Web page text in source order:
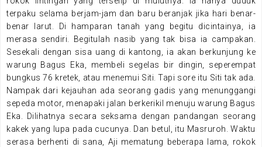
terpaku selama berjam-jam dan baru beranjak jika hari benar-
benar larut. Di hamparan tanah yang begitu dicintainya, ia
merasa sendiri. Begitulah nasib yang tak bisa ia campakan.
Sesekali dengan sisa uang di kantong, ia akan berkunjung ke
warung Bagus Eka, membeli segelas bir dingin, seperempat
bungkus 76 kretek, atau menemui Siti. Tapi sore itu Siti tak ada.
Nampak dari kejauhan ada seorang gadis yang menunggangi
sepeda motor, menapaki jalan berkerikil menuju warung Bagus
Eka. Dilihatnya secara seksama dengan pandangan seorang
kakek yang lupa pada cucunya. Dan betul, itu Masruroh. Waktu
serasa berhenti di sana, Aji mematung beberapa lama, rokok